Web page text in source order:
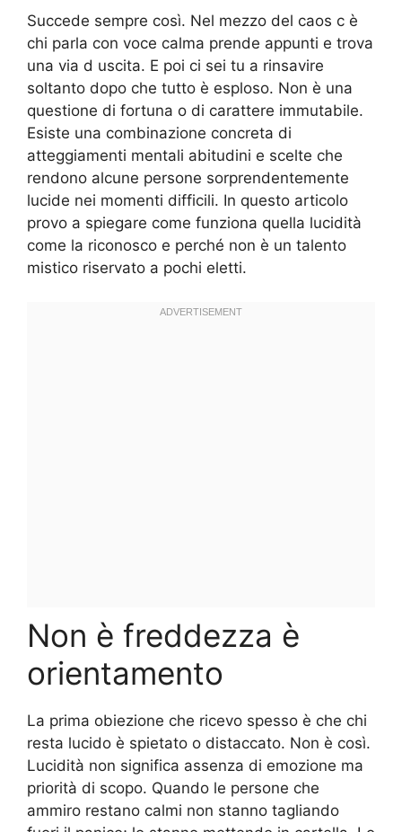
Succede sempre così. Nel mezzo del caos c è
chi parla con voce calma prende appunti e trova
una via d uscita. E poi ci sei tu a rinsavire
soltanto dopo che tutto è esploso. Non è una
questione di fortuna o di carattere immutabile.
Esiste una combinazione concreta di
atteggiamenti mentali abitudini e scelte che
rendono alcune persone sorprendentemente
lucide nei momenti difficili. In questo articolo
provo a spiegare come funziona quella lucidità
come la riconosco e perché non è un talento
mistico riservato a pochi eletti.
Non è freddezza è
orientamento
La prima obiezione che ricevo spesso è che chi
resta lucido è spietato o distaccato. Non è così.
Lucidità non significa assenza di emozione ma
priorità di scopo. Quando le persone che
ammiro restano calmi non stanno tagliando